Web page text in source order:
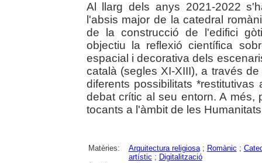
Al llarg dels anys 2021-2022
l'absis major de la catedral
de la construcció de l'edifici
objectiu la reflexió científica
espacial i decorativa dels
català (segles XI-XIII), a través
diferents possibilitats
debat crític al seu entorn. A més,
tocants a l'àmbit de les
Matèries: Arquitectura religiosa; Romànic ;
artístic ; Digitalització